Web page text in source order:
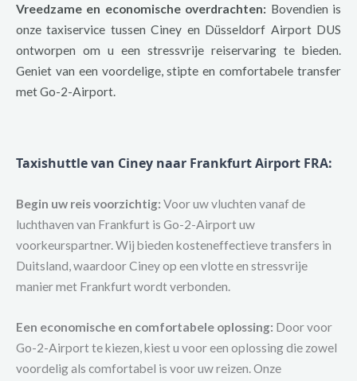
Vreedzame en economische overdrachten: Bovendien is
onze taxiservice tussen Ciney en Düsseldorf Airport DUS
ontworpen om u een stressvrije reiservaring te bieden.
Geniet van een voordelige, stipte en comfortabele transfer
met Go-2-Airport.
Taxishuttle van Ciney naar Frankfurt Airport FRA:
Begin uw reis voorzichtig: Voor uw vluchten vanaf de
luchthaven van Frankfurt is Go-2-Airport uw
voorkeurspartner. Wij bieden kosteneffectieve transfers in
Duitsland, waardoor Ciney op een vlotte en stressvrije
manier met Frankfurt wordt verbonden.
Een economische en comfortabele oplossing: Door voor
Go-2-Airport te kiezen, kiest u voor een oplossing die zowel
voordelig als comfortabel is voor uw reizen. Onze